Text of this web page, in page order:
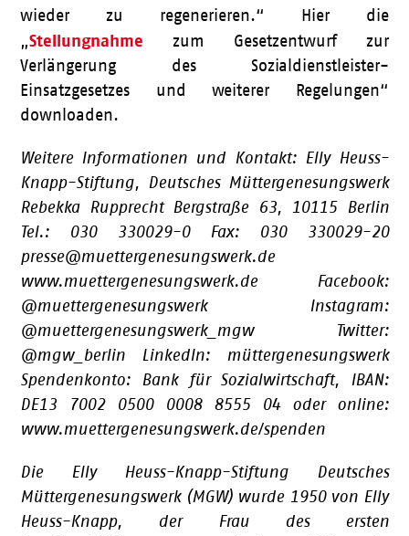
wieder zu regenerieren.“ Hier die
„Stellungnahme
zum Gesetzentwurf zur
Verlängerung des Sozialdienstleister-
Einsatzgesetzes und weiterer Regelungen“
downloaden.
Weitere Informationen und Kontakt: Elly Heuss-
Knapp-Stiftung, Deutsches Müttergenesungswerk
Rebekka Rupprecht Bergstraße 63, 10115 Berlin
Tel.: 030 330029-0 Fax: 030 330029-20
presse@muettergenesungswerk.de
www.muettergenesungswerk.de Facebook:
@muettergenesungswerk Instagram:
@muettergenesungswerk_mgw Twitter:
@mgw_berlin LinkedIn: müttergenesungswerk
Spendenkonto: Bank für Sozialwirtschaft, IBAN:
DE13 7002 0500 0008 8555 04 oder online:
www.muettergenesungswerk.de/spenden
Die Elly Heuss-Knapp-Stiftung Deutsches
Müttergenesungswerk (MGW) wurde 1950 von Elly
Heuss-Knapp, der Frau des ersten